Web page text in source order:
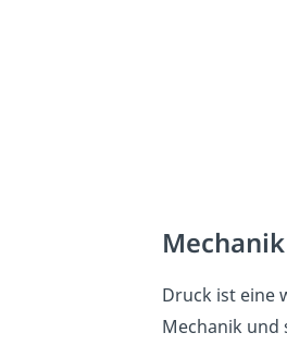
Druck ist eine
Mechanik und